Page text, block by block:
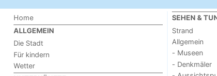
Home
ALLGEMEIN
Die Stadt
Für kindern
Wetter
SEHEN &
Strand
Allgemein
- Museen
- Denkmäler